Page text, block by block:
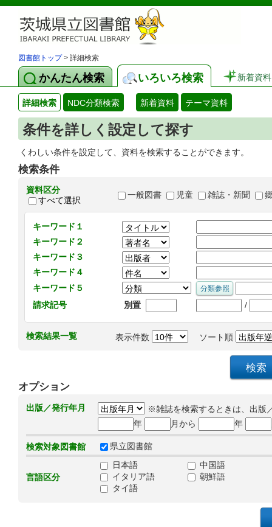
図書館トップ> 詳細検索
かんたん検索 いろいろ検索 新着資料
詳細検索 NDC分類検索 新着資料 テーマ資料
条件を詳しく設定して探す
くわしい条件を設定して、資料を検索することができます。
検索条件
資料区分
すべて選択
一般図書 児童 雑誌・新聞
キーワード１
キーワード２
キーワード３
キーワード４
キーワード５
請求記号
別置 /
検索結果一覧 表示件数 ソート順
オプション
出版／発行年月
※雑誌を検索するときは、出版
年
月から 年
検索対象図書館 県立図書館
言語区分
日本語
中国語
イタリア語
朝鮮語
タイ語